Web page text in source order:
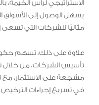
الاستراتيجي لرأس الخيمة،
يسهل الوصول إلى الأسواق
مثاليًا للشركات التي تسعى
علاوة على ذلك، تسهم
تأسيس الشركات، من خلال
مشجعة على الاستثمار،
في تسريع إجراءات